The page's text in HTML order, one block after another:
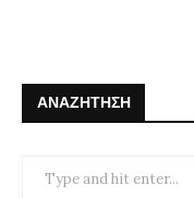
ΑΝΑΖΉΤΗΣΗ